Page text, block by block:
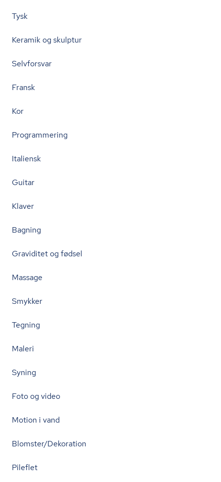
Tysk
Keramik og skulptur
Selvforsvar
Fransk
Kor
Programmering
Italiensk
Guitar
Klaver
Bagning
Graviditet og fødsel
Massage
Smykker
Tegning
Maleri
Syning
Foto og video
Motion i vand
Blomster/Dekoration
Pileflet